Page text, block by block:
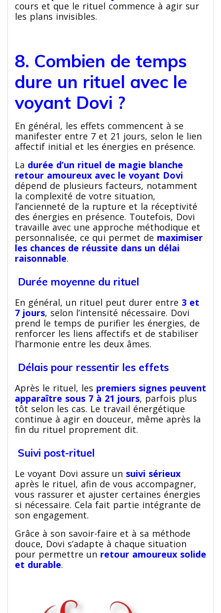
cours et que le rituel commence à agir sur
les plans invisibles.
8. Combien de temps
dure un rituel avec le
voyant Dovi ?
En général, les effets commencent à se
manifester entre 7 et 21 jours, selon le lien
affectif initial et les énergies en présence.
La durée d’un rituel de magie blanche
retour amoureux avec le voyant Dovi
dépend de plusieurs facteurs, notamment
la complexité de votre situation,
l’ancienneté de la rupture et la réceptivité
des énergies en présence. Toutefois, Dovi
travaille avec une approche méthodique et
personnalisée, ce qui permet de maximiser
les chances de réussite dans un délai
raisonnable.
Durée moyenne du rituel
En général, un rituel peut durer entre 3 et
7 jours, selon l’intensité nécessaire. Dovi
prend le temps de purifier les énergies, de
renforcer les liens affectifs et de stabiliser
l’harmonie entre les deux âmes.
Délais pour ressentir les effets
Après le rituel, les premiers signes peuvent
apparaître sous 7 à 21 jours, parfois plus
tôt selon les cas. Le travail énergétique
continue à agir en douceur, même après la
fin du rituel proprement dit.
Suivi post-rituel
Le voyant Dovi assure un suivi sérieux
après le rituel, afin de vous accompagner,
vous rassurer et ajuster certaines énergies
si nécessaire. Cela fait partie intégrante de
son engagement.
Grâce à son savoir-faire et à sa méthode
douce, Dovi s’adapte à chaque situation
pour permettre un retour amoureux solide
et durable.